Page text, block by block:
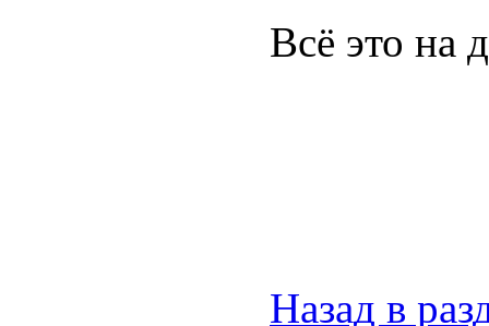
Всё это на
Назад в